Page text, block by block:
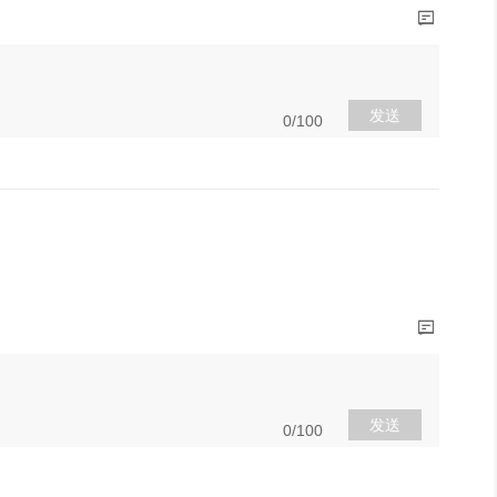
0/100 发送
0/100 发送